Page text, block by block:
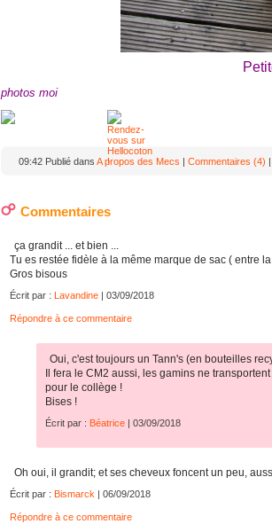
photos moi
09:42 Publié dans A propos des Mecs | Commentaires (4) |
Commentaires
ça grandit ... et bien ...
Tu es restée fidèle à la même marque de sac ( entre
Gros bisous
Écrit par : Lavandine| 03/09/2018
Répondre à ce commentaire
Oui, c'est toujours un Tann's (en bouteilles
Il fera le CM2 aussi, les gamins ne
pour le collège !
Bises !
Écrit par : Béatrice| 03/09/2018
Oh oui, il grandit; et ses cheveux foncent un peu,
Écrit par : Bismarck | 06/09/2018
Répondre à ce commentaire